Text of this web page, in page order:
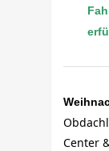
Center